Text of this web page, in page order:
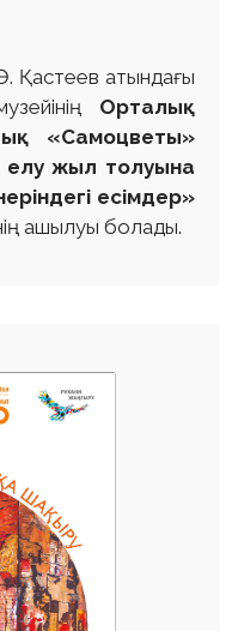
Қастеев атындағы
Орталық
«Самоцветы»
елу жыл толуына
есімдер»
ашылуы болады.